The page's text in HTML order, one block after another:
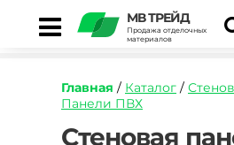
МВ ТРЕЙД
Продажа отделочных
материалов
Главная / Каталог /
Панели ПВХ
https://mvtrade.ru/
Стеновая